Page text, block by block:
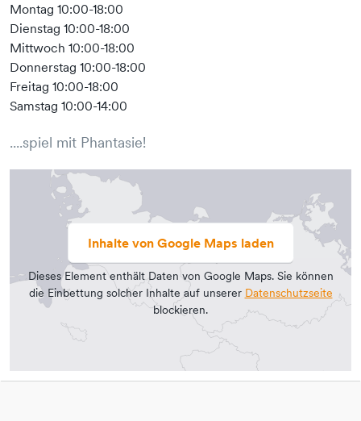
Montag 10:00-18:00
Dienstag 10:00-18:00
Mittwoch 10:00-18:00
Donnerstag 10:00-18:00
Freitag 10:00-18:00
Samstag 10:00-14:00
....spiel mit Phantasie!
Inhalte von Google Maps laden
Dieses Element enthält Daten von Google Maps. Sie können
die Einbettung solcher Inhalte auf unserer Datenschutzseite
blockieren.